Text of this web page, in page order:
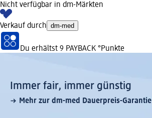
Nicht verfügbar in dm-Märkten
Verkauf durch dm-med
Du erhältst 9 PAYBACK °Punkte
Immer fair,­ immer günstig
Mehr zur dm-med Dauerpreis-Garantie